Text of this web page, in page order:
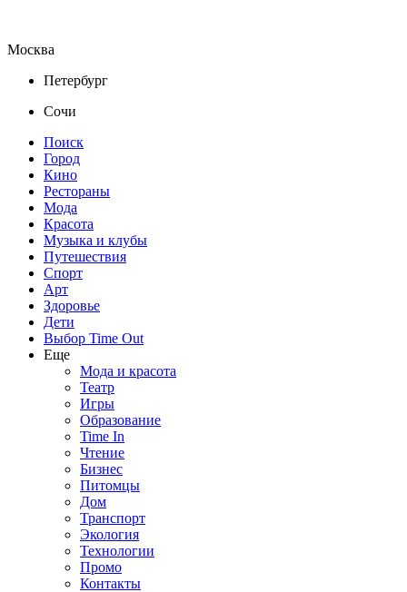
Москва
Петербург
Сочи
Поиск
Город
Кино
Рестораны
Мода
Красота
Музыка и клубы
Путешествия
Спорт
Арт
Здоровье
Дети
Выбор Time Out
Еще
Мода и красота
Театр
Игры
Образование
Time In
Чтение
Бизнес
Питомцы
Дом
Транспорт
Экология
Технологии
Промо
Контакты